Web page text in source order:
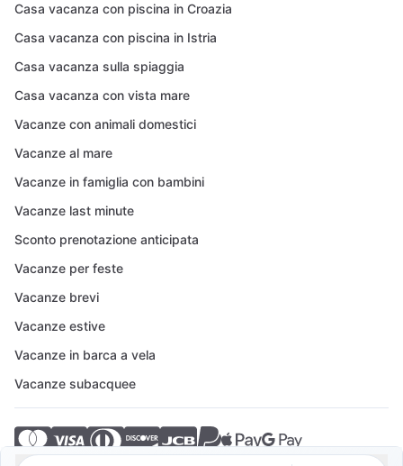
Casa vacanza con piscina in Croazia
Casa vacanza con piscina in Istria
Casa vacanza sulla spiaggia
Casa vacanza con vista mare
Vacanze con animali domestici
Vacanze al mare
Vacanze in famiglia con bambini
Vacanze last minute
Sconto prenotazione anticipata
Vacanze per feste
Vacanze brevi
Vacanze estive
Vacanze in barca a vela
Vacanze subacquee